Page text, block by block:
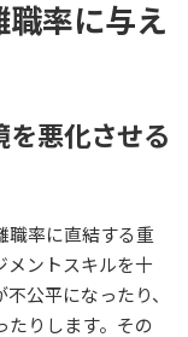
率に与え
を悪化させる
職率に直結する重
メントスキルを十
公平になったり、
たりします。その